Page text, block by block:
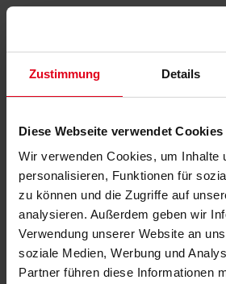
Zustimmung Details
Diese Webseite verwendet Cookies
Wir verwenden Cookies, um Inhalte
personalisieren, Funktionen für
zu können und die Zugriffe auf
analysieren. Außerdem geben wir
Verwendung unserer Website an
soziale Medien, Werbung und
Partner führen diese Informationen